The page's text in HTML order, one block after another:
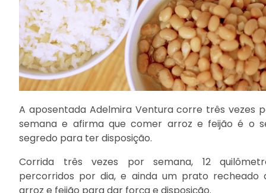
A aposentada Adelmira Ventura corre três vezes
semana e afirma que comer arroz e feijão é o
segredo para ter disposição.
Corrida três vezes por semana, 12
percorridos por dia, e ainda um prato recheado